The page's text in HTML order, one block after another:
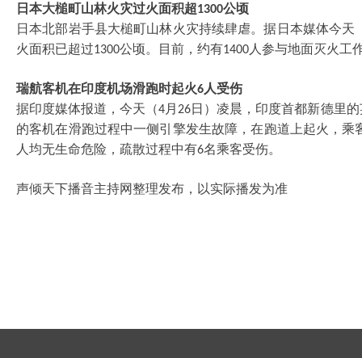
日本大槌町山林火灾过火面积超1300公顷
日本北部岩手县大槌町山林火灾持续肆虐。据日本媒体今天
火面积已超过1300公顷。目前，约有1400 人参与地面灭火工
瑞航客机在印度机场滑跑时起火6人受伤
据印度媒体报道，今天（4月 26日）凌晨，印度首都新德里
的客机在滑跑过程中一侧引擎发生故障，在跑道上起火，
人均无生命危险，疏散过程中有6名乘客受伤。
声倾天下播音主持网整理发布，以实际播发为准